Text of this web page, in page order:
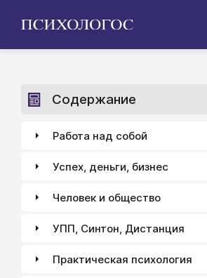
Содержание
Работа над собой
Успех, деньги, бизнес
Человек и общество
УПП, Синтон, Дистанция
Практическая психология